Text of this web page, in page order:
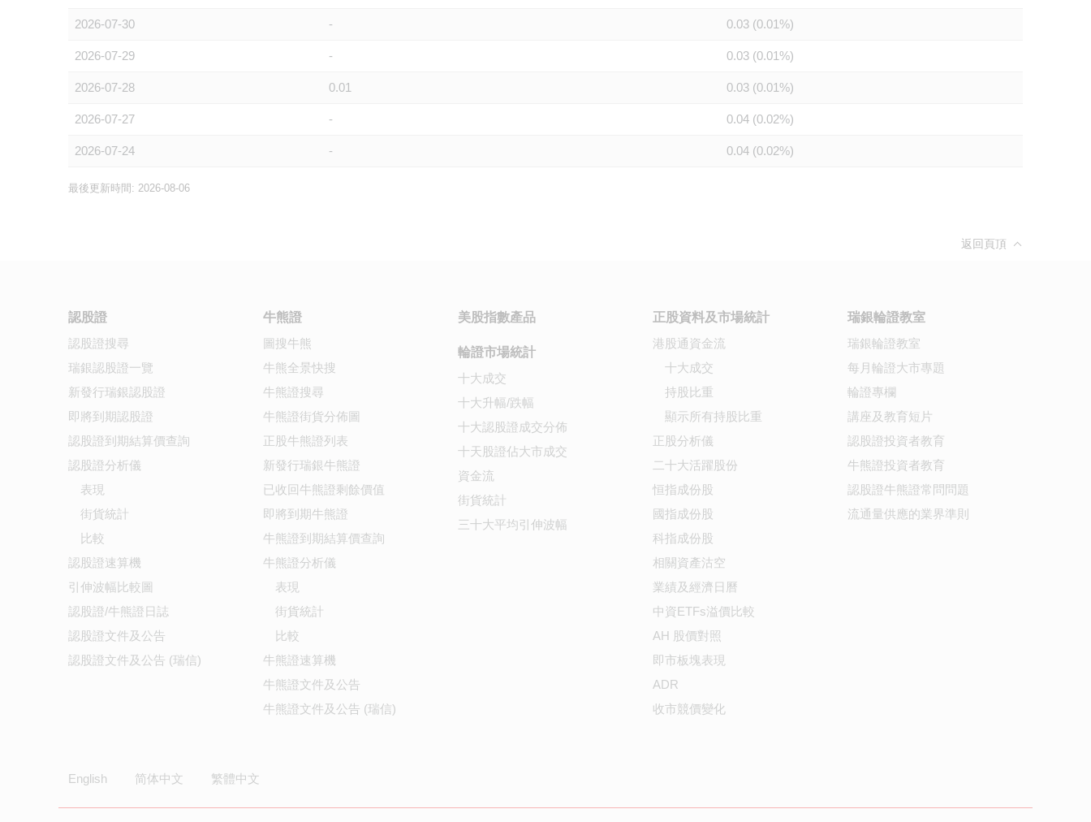
2026-07-30 - 0.03 (0.01%)
2026-07-29 - 0.03 (0.01%)
2026-07-28 0.01 0.03 (0.01%)
2026-07-27 - 0.04 (0.02%)
2026-07-24 - 0.04 (0.02%)
最後更新時間: 2026-08-06
返回頁頂
認股證
認股證搜尋
瑞銀認股證一覽
新發行瑞銀認股證
即將到期認股證
認股證到期結算價查詢
認股證分析儀
表現
街貨統計
比較
認股證速算機
引伸波幅比較圖
認股證/牛熊證日誌
認股證文件及公告
認股證文件及公告 (瑞信)
牛熊證
圖搜牛熊
牛熊全景快搜
牛熊證搜尋
牛熊證街貨分佈圖
正股牛熊證列表
新發行瑞銀牛熊證
已收回牛熊證剩餘價值
即將到期牛熊證
牛熊證到期結算價查詢
牛熊證分析儀
表現
街貨統計
比較
牛熊證速算機
牛熊證文件及公告
牛熊證文件及公告 (瑞信)
美股指數產品
輪證市場統計
十大成交
十大升幅/跌幅
十大認股證成交分佈
十天股證佔大市成交
資金流
街貨統計
三十大平均引伸波幅
正股資料及市場統計
港股通資金流
十大成交
持股比重
顯示所有持股比重
正股分析儀
二十大活躍股份
恒指成份股
國指成份股
科指成份股
相關資產沽空
業績及經濟日曆
中資ETFs溢價比較
AH 股價對照
即市板塊表現
ADR
收市競價變化
瑞銀輪證教室
瑞銀輪證教室
每月輪證大市專題
輪證專欄
講座及教育短片
認股證投資者教育
牛熊證投資者教育
認股證牛熊證常問問題
流通量供應的業界準則
English 简体中文 繁體中文